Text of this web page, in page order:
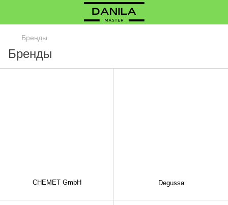
Бренды
Бренды
CHEMET GmbH Degussa